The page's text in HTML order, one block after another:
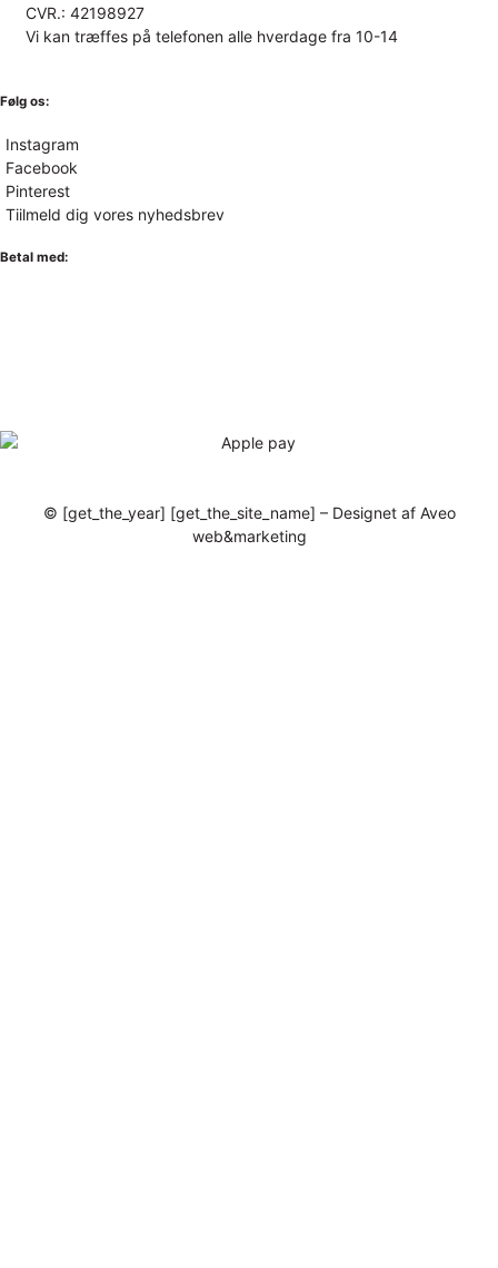
CVR.: 42198927
Vi kan træffes på telefonen alle hverdage fra 10-14
Følg os:
Instagram
Facebook
Pinterest
Tiilmeld dig vores nyhedsbrev
Betal med:
© [get_the_year] [get_the_site_name] – Designet af Aveo
web&marketing